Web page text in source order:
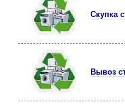
Скупка
Вывоз